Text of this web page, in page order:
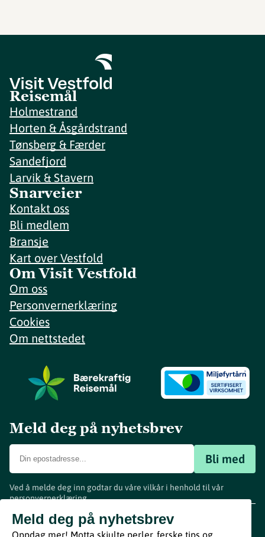
Reisemål
Holmestrand
Horten & Åsgårdstrand
Tønsberg & Færder
Sandefjord
Larvik & Stavern
Snarveier
Kontakt oss
Bli medlem
Bransje
Kart over Vestfold
Om Visit Vestfold
Om oss
Personvernerklæring
Cookies
Om nettstedet
Meld deg på nyhetsbrev
Bli med
Ved å melde deg inn godtar du våre vilkår i henhold til vår
personvernerklæring.
Meld deg på nyhetsbrev
Oppdag mer! Motta skjulte perler, ferske tips og
www.visitvestfold.com
Turistinformasjon